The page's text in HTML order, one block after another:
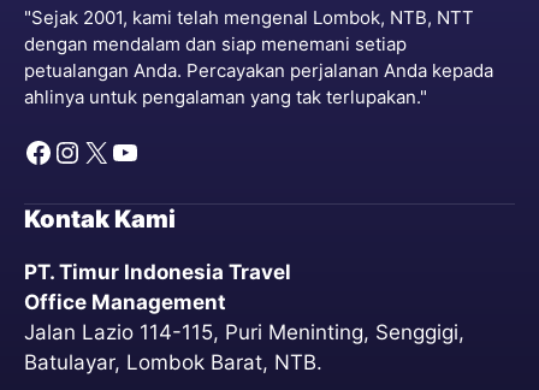
"Sejak 2001, kami telah mengenal Lombok, NTB, NTT
dengan mendalam dan siap menemani setiap
petualangan Anda. Percayakan perjalanan Anda kepada
ahlinya untuk pengalaman yang tak terlupakan."
Kontak Kami
PT. Timur Indonesia Travel
Office Management
Jalan Lazio 114-115, Puri Meninting, Senggigi,
Batulayar, Lombok Barat, NTB.